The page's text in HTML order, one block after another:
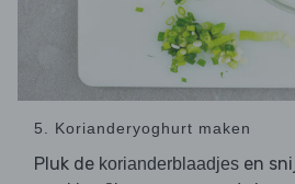
5. Korianderyoghurt maken
Pluk de korianderblaadjes en